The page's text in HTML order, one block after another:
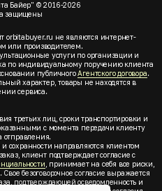
Байер" © 2016-2026
защищены
orbitabuyer.ru не являются интернет-
или производителем.
услуги по организации и
по индивидуальному поручению клиента
публичногоАгентского договора.
характер, товары не находятся в
сервиса.
третьих лиц, сроки транспортировки и
с момента передачи клиенту
отправления.
сохранности направляются клиентом
клиент подтверждает согласие с
, принимает на себя все риски,
безоговорочное согласие выражается
подтверждающей осведомленность и